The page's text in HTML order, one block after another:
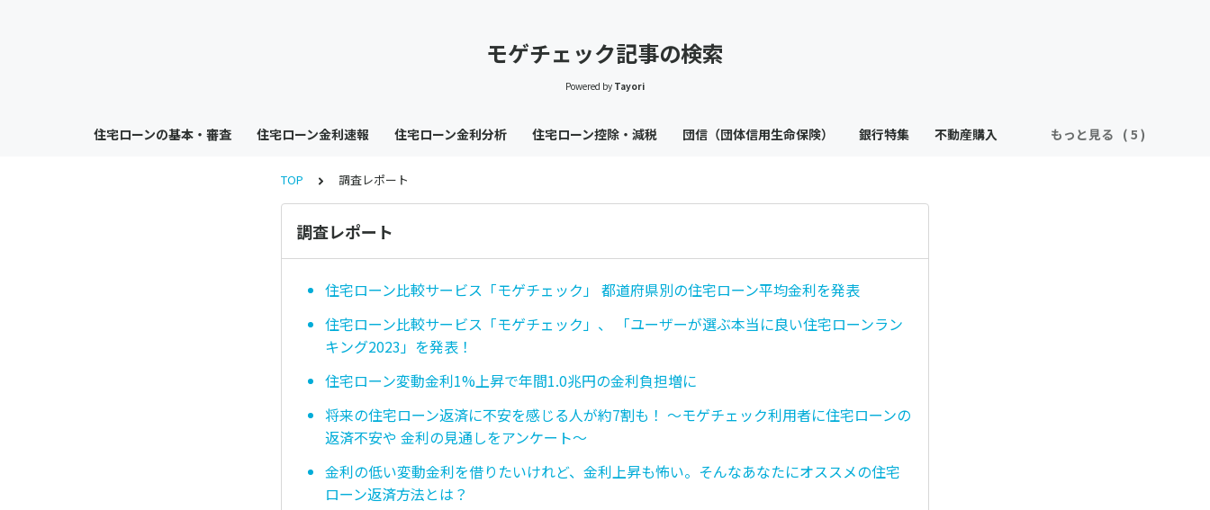
モゲチェック記事の検索
Powered by Tayori
住宅ローンの基本・審査 住宅ローン金利速報 住宅ローン金利分析 住宅ローン控除・減税 団信（団体信用生命保険） 銀行特集 不動産購入 もっと見る
TOP 調査レポート
調査レポート
住宅ローン比較サービス「モゲチェック」 都道府県別の住宅ローン平均金利を発表
住宅ローン比較サービス「モゲチェック」、 「ユーザーが選ぶ本当に良い住宅ローンラン
キング2023」を発表！
住宅ローン変動金利1%上昇で年間1.0兆円の金利負担増に
将来の住宅ローン返済に不安を感じる人が約7割も！ 〜モゲチェック利用者に住宅ローンの
返済不安や 金利の見通しをアンケート〜
金利の低い変動金利を借りたいけれど、金利上昇も怖い。そんなあなたにオススメの住宅
ローン返済方法とは？